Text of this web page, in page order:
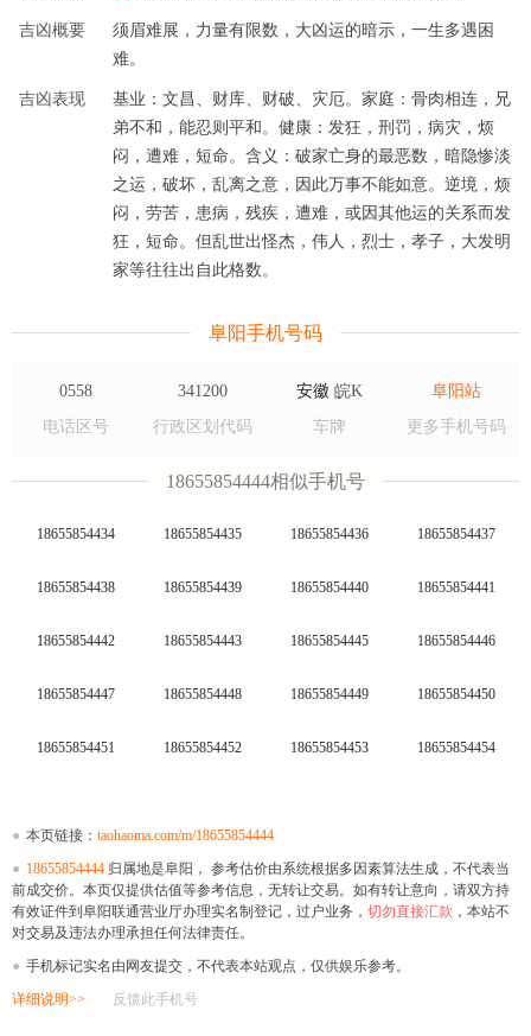
吉凶概要
须眉难展，力量有限数，大凶运的暗示，一生多遇困
难。
吉凶表现
基业：文昌、财库、财破、灾厄。家庭：骨肉相连，兄
弟不和，能忍则平和。健康：发狂，刑罚，病灾，烦
闷，遭难，短命。含义：破家亡身的最恶数，暗隐惨淡
之运，破坏，乱离之意，因此万事不能如意。逆境，烦
闷，劳苦，患病，残疾，遭难，或因其他运的关系而发
狂，短命。但乱世出怪杰，伟人，烈士，孝子，大发明
家等往往出自此格数。
阜阳手机号码
0558
电话区号
341200
行政区划代码
安徽皖K
车牌
阜阳站
更多手机号码
18655854444相似手机号
18655854434 18655854435 18655854436 18655854437
18655854438 18655854439 18655854440 18655854441
18655854442 18655854443 18655854445 18655854446
18655854447 18655854448 18655854449 18655854450
18655854451 18655854452 18655854453 18655854454
● 本页链接： taohaoma.com/m/18655854444
● 18655854444 归属地是阜阳， 参考估价由系统根据多因素算法生成，不代表当
前成交价。本页仅提供估值等参考信息，无转让交易。如有转让意向，请双方持
有效证件到阜阳联通营业厅办理实名制登记，过户业务， 切勿直接汇款 ，本站不
对交易及违法办理承担任何法律责任。
● 手机标记实名由网友提交，不代表本站观点，仅供娱乐参考。
详细说明>>
反馈此手机号